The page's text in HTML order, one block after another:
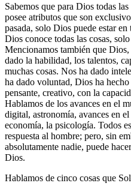
Sabemos que para Dios todas
posee atributos que son
pasada, solo Dios puede estar
Dios conoce todas las cosas,
Mencionamos también que
dado la habilidad, los talentos,
muchas cosas. Nos ha dado
ha dado voluntad, Dios ha
pensante, creativo, con la
Hablamos de los avances en el
digital, astronomía, avances en
economía, la psicología. Todos
respuesta al hombre; pero, sin
absolutamente nadie, puede
Dios.
Hablamos de cinco cosas que